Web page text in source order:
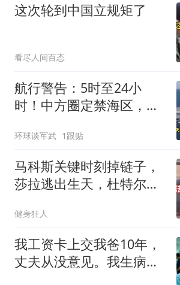
这次轮到中国立规矩了
看尽人间百态
航行警告：5时至24小
时！中方圈定禁海区，美
权已定
环球谈军武 1跟贴
马科斯关键时刻掉链子，
莎拉逃出生天，杜特尔特
健身狂人
我工资卡上交我爸10年，
丈夫从没意见。我生病住